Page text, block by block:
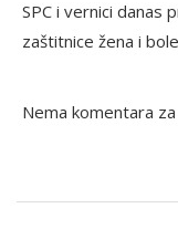
SPC i vernici danas
zaštitnice žena i
Nema komentara